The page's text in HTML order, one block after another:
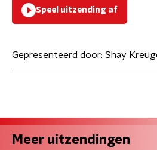
Speel uitzending af
Gepresenteerd door: Shay
Meer uitzendingen